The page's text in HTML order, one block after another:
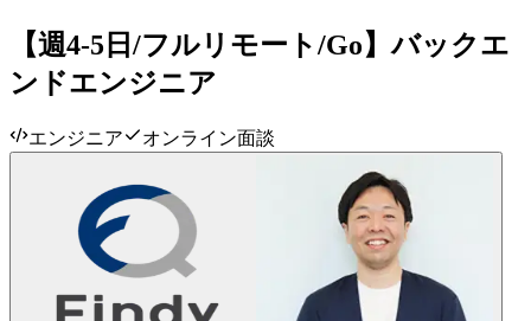
【週4-5日/フルリモート/Go】バックエ
ンドエンジニア
エンジニア オンライン面談